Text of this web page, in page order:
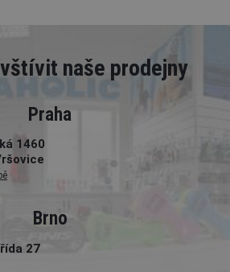
naše prodejny
Praha
1460
Brno
27